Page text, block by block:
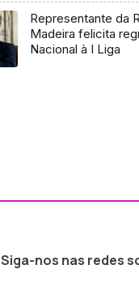
Representante da
Madeira felicita
Nacional à I Liga
Siga-nos nas redes